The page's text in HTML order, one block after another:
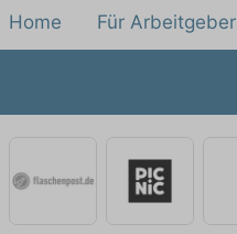
Home Für Arbeitgeber